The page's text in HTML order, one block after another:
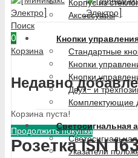
Поиск
0
Корзина
Недавно
Корзина пуста!
Продолжить покупки
Корпус из
Аксессуары
Кнопки
Стандартные
Кнопки
Кнопки
Двух- и
Комплектующие
Светосигнальная
Указатели
Розетка ISN